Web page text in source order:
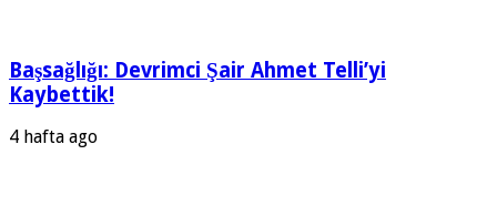
Başsağlığı: Devrimci Şair Ahmet Telli’yi
Kaybettik!
4 hafta ago